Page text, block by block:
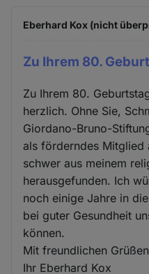
Eberhard Kox (nicht
Zu Ihrem 80.
Zu Ihrem 80.
herzlich. Ohne Sie,
Giordano-Bruno-
als förderndes Mitglied
schwer aus meinem
herausgefunden. Ich
noch einige Jahre in
bei guter Gesundheit
können.
Mit freundlichen Grüßen
Ihr Eberhard Kox